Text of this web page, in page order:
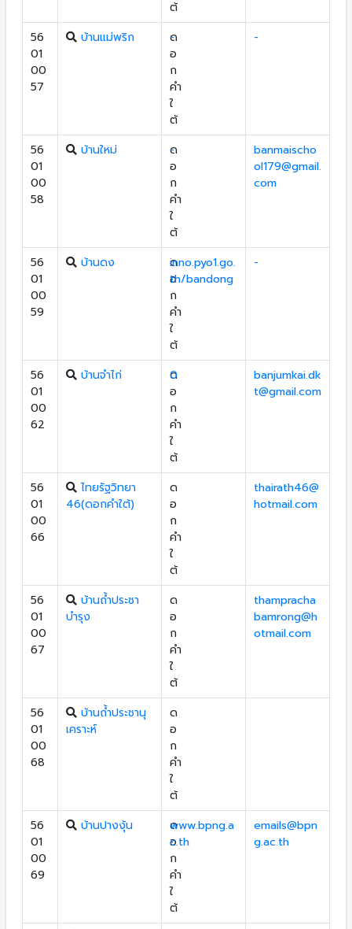
ต้
56
01
00
57
บ้านแม่พริก
ด
อ
ก
คำ
ใ
ต้
- -
56
01
00
58
บ้านใหม่
ด
อ
ก
คำ
ใ
ต้
-
banmaischo
ol179@gmail.
com
56
01
00
59
บ้านดง
ด
อ
ก
คำ
ใ
ต้
inno.pyo1.go.
th/bandong
-
56
01
00
62
บ้านจำไก่
ด
อ
ก
คำ
ใ
ต้
0
banjumkai.dk
t@gmail.com
56
01
00
66
ไทยรัฐวิทยา
46(ดอกคำใต้)
ด
อ
ก
คำ
ใ
ต้
thairath46@
hotmail.com
56
01
00
67
บ้านถ้ำประชา
บำรุง
ด
อ
ก
คำ
ใ
ต้
thampracha
bamrong@h
otmail.com
56
01
00
68
บ้านถ้ำประชานุ
เคราะห์
ด
อ
ก
คำ
ใ
ต้
56
01
00
69
บ้านปางงุ้น
ด
อ
ก
คำ
ใ
ต้
www.bpng.a
c.th
emails@bpn
g.ac.th